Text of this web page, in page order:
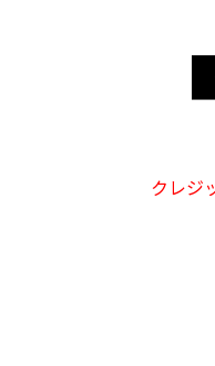
クレジ